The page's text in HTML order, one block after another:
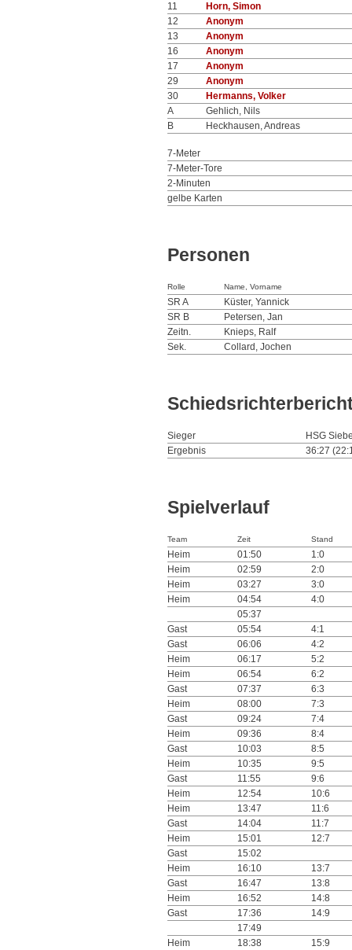
11
Horn, Simon
12
Anonym
13
Anonym
16
Anonym
17
Anonym
29
Anonym
30
Hermanns, Volker
A
Gehlich, Nils
B
Heckhausen, Andreas
7-Meter
7-Meter-Tore
2-Minuten
gelbe Karten
Personen
Rolle Name, Vorname
SR A
Küster, Yannick
SR B
Petersen, Jan
Zeitn.
Knieps, Ralf
Sek.
Collard, Jochen
Sieger
HSG
Ergebnis
36:27
Spielverlauf
Team Zeit Stand
Heim 01:50
1:0
Heim
02:59
2:0
Heim
03:27
3:0
Heim
04:54
4:0
05:37
Gast
05:54
4:1
Gast
06:06
4:2
Heim
06:17
5:2
Heim
06:54
6:2
Gast
07:37
6:3
Heim
08:00
7:3
Gast
09:24
7:4
Heim
09:36
8:4
Gast
10:03
8:5
Heim
10:35
9:5
Gast
11:55
9:6
Heim
12:54
10:6
Heim
13:47
11:6
Gast
14:04
11:7
Heim
15:01
12:7
Gast
15:02
Heim
16:10
13:7
Gast
16:47
13:8
Heim
16:52
14:8
Gast
17:36
14:9
17:49
Heim
18:38 15:9